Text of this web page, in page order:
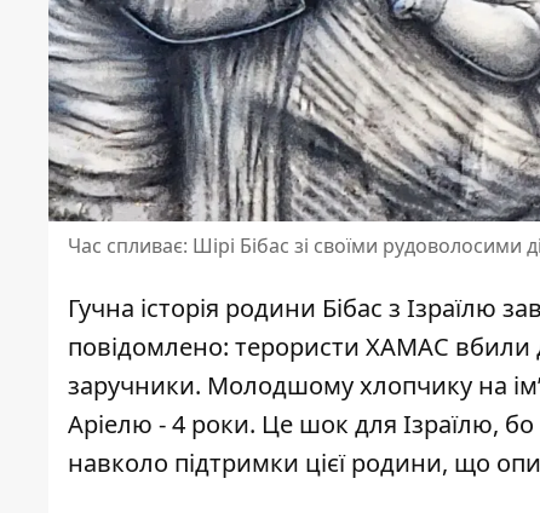
Час спливає: Шірі Бібас зі своїми
Гучна історія родини Бібас з Ізраїлю
повідомлено: терористи ХАМАС вбили
заручники. Молодшому хлопчику на
Аріелю - 4 роки. Це шок для Ізраїлю, бо
навколо підтримки цієї родини, що